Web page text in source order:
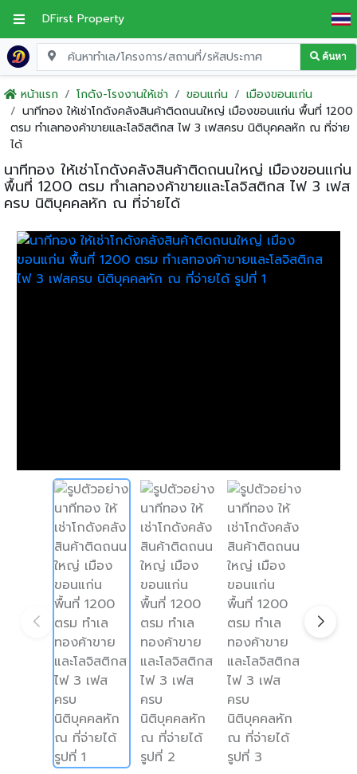
DFirst Property
ค้นหา
หน้าแรก โกดัง-โรงงานให้เช่า ขอนแก่น
เมืองขอนแก่น
นาทีทอง ให้เช่าโกดังคลังสินค้าติดถนนใหญ่ เมืองขอนแก่น พื้นที่ 1200
ตรม ทำเลทองค้าขายและโลจิสติกส ไฟ 3 เฟสครบ นิติบุคคลหัก ณ ที่จ่าย
ได้
นาทีทอง ให้เช่าโกดังคลังสินค้าติดถนนใหญ่ เมืองขอนแก่น
พื้นที่ 1200 ตรม ทำเลทองค้าขายและโลจิสติกส ไฟ 3 เฟส
ครบ นิติบุคคลหัก ณ ที่จ่ายได้